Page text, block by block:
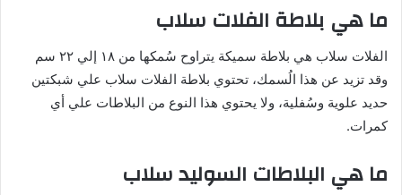
ما هي بلاطة الفلات سلاب
الفلات سلاب هي بلاطة سميكة يتراوح سُمكها من ١٨ إلي ٢٢ سم
وقد تزيد عن هذا الُسمك، تحتوي بلاطة الفلات سلاب علي شبكتين
حديد علوية وسُفلية، ولا يحتوي هذا النوع من البلاطات علي أي
كمرات.
ما هي البلاطات السوليد سلاب